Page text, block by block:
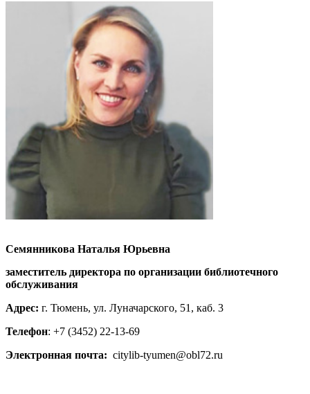
Семянникова Наталья Юрьевна
заместитель директора по организации библиотечного
обслуживания
Адрес: г. Тюмень, ул. Луначарского, 51, каб. 3
Телефон: +7 (3452) 22-13-69
Электронная почта: citylib-tyumen@obl72.ru